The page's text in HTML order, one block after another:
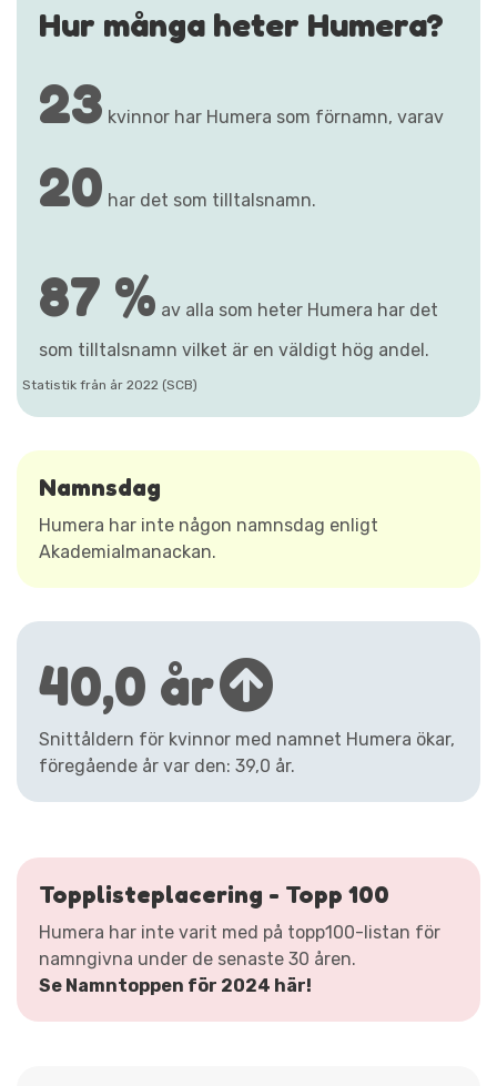
Hur många heter Humera?
23 kvinnor har Humera som förnamn, varav
20 har det som tilltalsnamn.
87 % av alla som heter Humera har det
som tilltalsnamn vilket är en väldigt hög andel.
Statistik från år 2022 (SCB)
Namnsdag
Humera har inte någon namnsdag enligt
Akademialmanackan.
40,0 år
Snittåldern för kvinnor med namnet Humera ökar,
föregående år var den: 39,0 år.
Topplisteplacering - Topp 100
Humera har inte varit med på topp100-listan för
namngivna under de senaste 30 åren.
Se Namntoppen för 2024 här!